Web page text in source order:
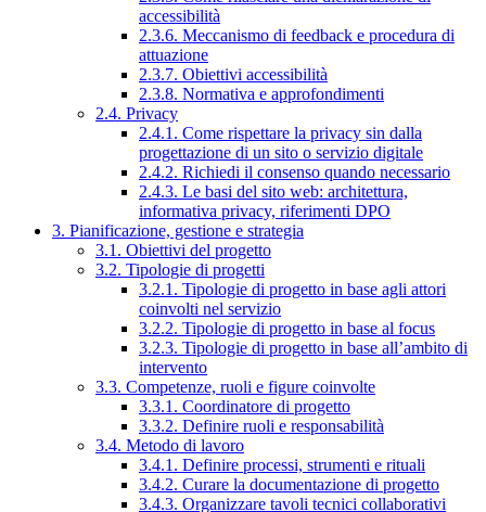
accessibilità
2.3.6. Meccanismo di feedback e procedura di
attuazione
2.3.7. Obiettivi accessibilità
2.3.8. Normativa e approfondimenti
2.4. Privacy
2.4.1. Come rispettare la privacy sin dalla
progettazione di un sito o servizio digitale
2.4.2. Richiedi il consenso quando necessario
2.4.3. Le basi del sito web: architettura,
informativa privacy, riferimenti DPO
3. Pianificazione, gestione e strategia
3.1. Obiettivi del progetto
3.2. Tipologie di progetti
3.2.1. Tipologie di progetto in base agli attori
coinvolti nel servizio
3.2.2. Tipologie di progetto in base al focus
3.2.3. Tipologie di progetto in base all’ambito di
intervento
3.3. Competenze, ruoli e figure coinvolte
3.3.1. Coordinatore di progetto
3.3.2. Definire ruoli e responsabilità
3.4. Metodo di lavoro
3.4.1. Definire processi, strumenti e rituali
3.4.2. Curare la documentazione di progetto
3.4.3. Organizzare tavoli tecnici collaborativi